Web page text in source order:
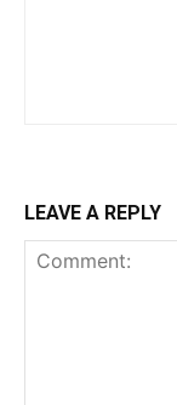
LEAVE A REPLY